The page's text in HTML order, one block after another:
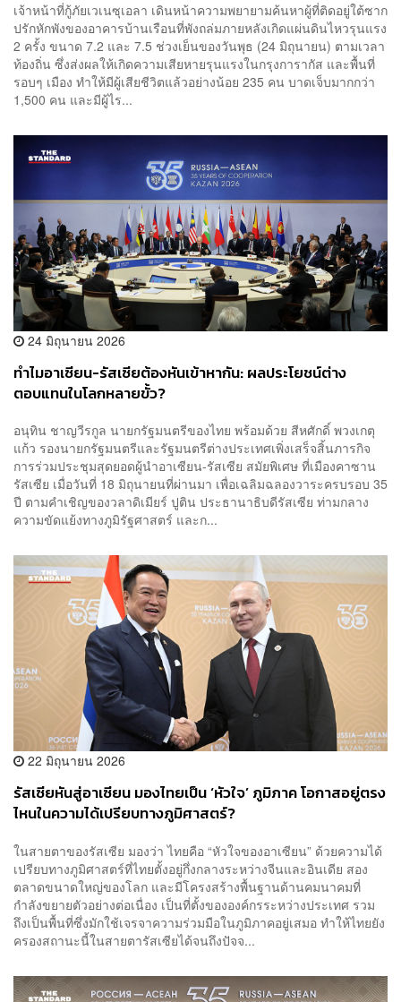
เจ้าหน้าที่กู้ภัยเวเนซุเอลา เดินหน้าความพยายามค้นหาผู้ที่ติดอยู่ใต้ซาก
ปรักหักพังของอาคารบ้านเรือนที่พังถล่มภายหลังเกิดแผ่นดินไหวรุนแรง
2 ครั้ง ขนาด 7.2 และ 7.5 ช่วงเย็นของวันพุธ (24 มิถุนายน) ตามเวลา
ท้องถิ่น ซึ่งส่งผลให้เกิดความเสียหายรุนแรงในกรุงการากัส และพื้นที่
รอบๆ เมือง ทำให้มีผู้เสียชีวิตแล้วอย่างน้อย 235 คน บาดเจ็บมากกว่า
1,500 คน และมีผู้ไร...
24 มิถุนายน 2026
ทำไมอาเซียน-รัสเซียต้องหันเข้าหากัน: ผลประโยชน์ต่าง
ตอบแทนในโลกหลายขั้ว?
อนุทิน ชาญวีรกูล นายกรัฐมนตรีของไทย พร้อมด้วย สีหศักดิ์ พวงเกตุ
แก้ว รองนายกรัฐมนตรีและรัฐมนตรีต่างประเทศเพิ่งเสร็จสิ้นภารกิจ
การร่วมประชุมสุดยอดผู้นำอาเซียน-รัสเซีย สมัยพิเศษ ที่เมืองคาซาน
รัสเซีย เมื่อวันที่ 18 มิถุนายนที่ผ่านมา เพื่อเฉลิมฉลองวาระครบรอบ 35
ปี ตามคำเชิญของวลาดิเมียร์ ปูติน ประธานาธิบดีรัสเซีย ท่ามกลาง
ความขัดแย้งทางภูมิรัฐศาสตร์ และก...
22 มิถุนายน 2026
รัสเซียหันสู่อาเซียน มองไทยเป็น ‘หัวใจ’ ภูมิภาค โอกาสอยู่ตรง
ไหนในความได้เปรียบทางภูมิศาสตร์?
ในสายตาของรัสเซีย มองว่า ไทยคือ “หัวใจของอาเซียน” ด้วยความได้
เปรียบทางภูมิศาสตร์ที่ไทยตั้งอยู่กึ่งกลางระหว่างจีนและอินเดีย สอง
ตลาดขนาดใหญ่ของโลก และมีโครงสร้างพื้นฐานด้านคมนาคมที่
กำลังขยายตัวอย่างต่อเนื่อง เป็นที่ตั้งขององค์กรระหว่างประเทศ รวม
ถึงเป็นพื้นที่ซึ่งมักใช้เจรจาความร่วมมือในภูมิภาคอยู่เสมอ ทำให้ไทยยัง
ครองสถานะนี้ในสายตารัสเซียได้จนถึงปัจจ...